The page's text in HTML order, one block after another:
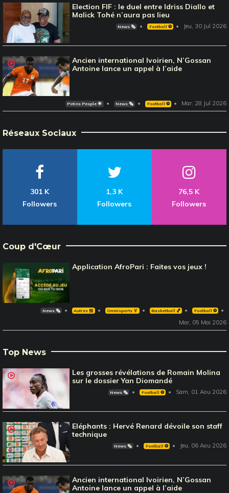
Election FIF : le duel entre Idriss Diallo et
Malick Tohé n’aura pas lieu
News 🗞️ Football ⚽️ Jeu, 30 Jul 2026
Ancien international Ivoirien, N’Gossan
Antoine lance un appel à l’aide
Potins People 🌟 News 🗞️ Football ⚽️ Mar, 28 Jul 2026
Réseaux Sociaux
301 K
Followers
1,3 K
Followers
76,5 K
Followers
Coup d'Cœur
Application AfroPari : Faites vos jeux !
News 🗞️ Autres 🎽 Omnisports 🏅 Basketball 🏀 Football ⚽️
Mar, 05 Mai 2026
Top News
Les grosses révélations de Romain Molina
sur le dossier Yan Diomandé
News 🗞️ Football ⚽️ Sam, 01 Aou 2026
Eléphants : Hervé Renard dévoile son staff
technique
News 🗞️ Football ⚽️ Jeu, 06 Aou 2026
Ancien international Ivoirien, N’Gossan
Antoine lance un appel à l’aide